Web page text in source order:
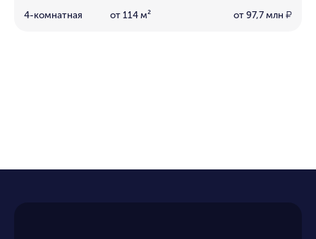
4-комнатная от 114 м² от 97,7 млн ₽